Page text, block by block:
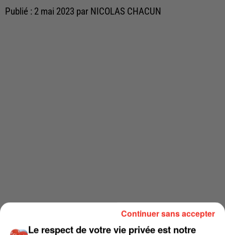
Publié : 2 mai 2023 par NICOLAS CHACUN
Le respect de votre vie privée est notre
Continuer sans accepter